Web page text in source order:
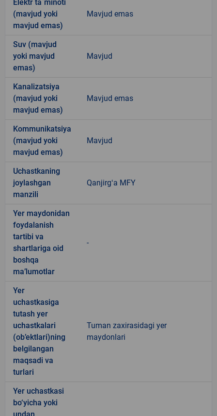
Elektr ta`minoti
(mavjud yoki
mavjud emas)
Mavjud emas
Suv (mavjud
yoki mavjud
emas)
Mavjud
Kanalizatsiya
(mavjud yoki
mavjud emas)
Mavjud emas
Kommunikatsiya
(mavjud yoki
mavjud emas)
Mavjud
Uchastkaning
joylashgan
manzili
Qanjirgʻa MFY
Yer maydonidan
foydalanish
tartibi va
shartlariga oid
boshqa
ma’lumotlar
-
Yer
uchastkasiga
tutash yer
uchastkalari
(ob’ektlari)ning
belgilangan
maqsadi va
turlari
Tuman zaxirasidagi yer
maydonlari
Yer uchastkasi
bo‘yicha yoki